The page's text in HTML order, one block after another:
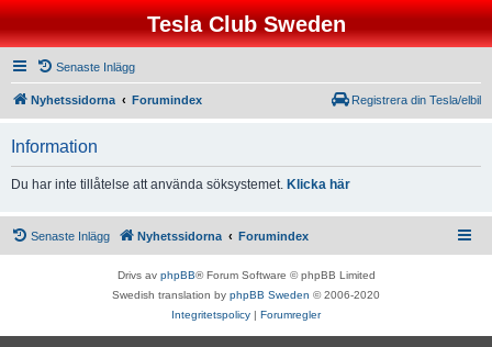
Tesla Club Sweden
Senaste Inlägg
Nyhetssidorna Forumindex Registrera din Tesla/elbil
Information
Du har inte tillåtelse att använda söksystemet. Klicka här
Senaste Inlägg Nyhetssidorna Forumindex
Drivs av phpBB® Forum Software © phpBB Limited
Swedish translation by phpBB Sweden © 2006-2020
Integritetspolicy | Forumregler